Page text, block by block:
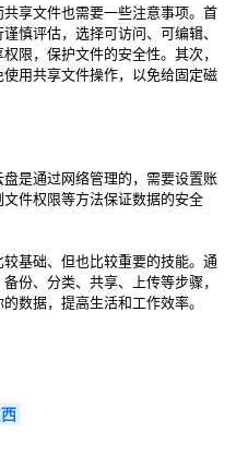
享文件也需要一些注意事项。首
慎评估，选择可访问、可编辑、
限，保护文件的安全性。其次，
用共享文件操作，以免给固定磁
是通过网络管理的，需要设置账
件权限等方法保证数据的安全
基础、但也比较重要的技能。通
份、分类、共享、上传等步骤，
数据，提高生活和工作效率。